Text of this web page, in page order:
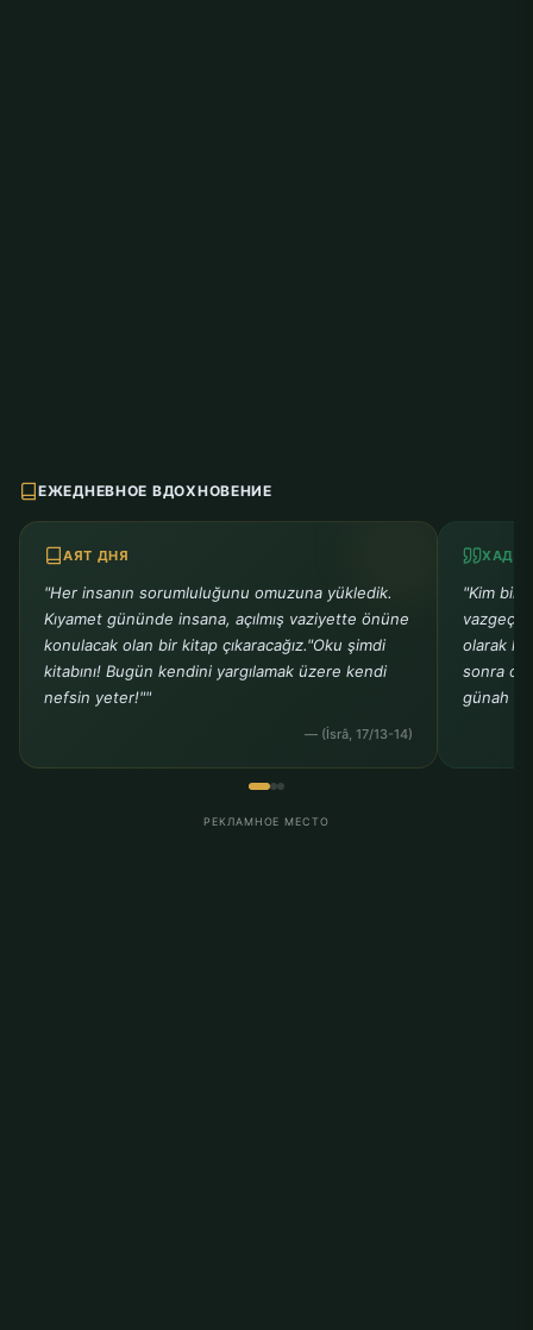
ЕЖЕДНЕВНОЕ ВДОХНОВЕНИЕ
АЯТ ДНЯ
"Her insanın sorumluluğunu omuzuna yükledik.
Kıyamet gününde insana, açılmış vaziyette önüne
konulacak olan bir kitap çıkaracağız."Oku şimdi
kitabını! Bugün kendini yargılamak üzere kendi
nefsin yeter!""
— (İsrâ, 17/13-14)
"Kim bir
olarak
sonra
günah
РЕКЛАМНОЕ МЕСТО